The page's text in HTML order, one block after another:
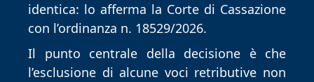
identica: lo afferma la Corte di Cassazione
con l’ordinanza n. 18529/2026.
Il punto centrale della decisione è che
l’esclusione di alcune voci retributive non